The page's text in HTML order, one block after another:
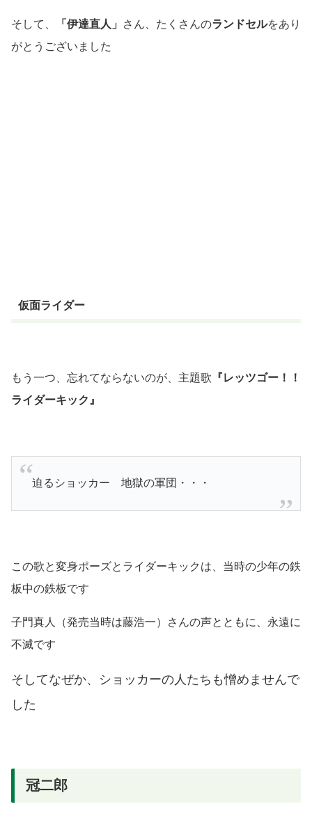
そして、 「伊達直人」 さん、たくさんのランドセルをあり
がとうございました
仮面ライダー
もう一つ、忘れてならないのが、主題歌 『レッツゴー！！
ライダーキック』
迫るショッカー 地獄の軍団・・・
この歌と変身ポーズとライダーキックは、当時の少年の鉄
板中の鉄板です
子門真人 （発売当時は藤浩一）
さんの声とともに、永遠に
不滅です
そしてなぜか、ショッカーの人たちも憎めませんで
した
冠二郎